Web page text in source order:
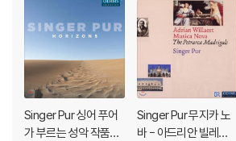
Singer Pur 싱어 푸어
가 부르는 성악 작품집
Singer Pur 무지카 노
바 - 아드리안 빌레르